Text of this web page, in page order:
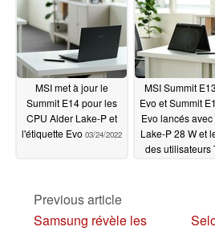
MSI met à jour le
Summit E14 pour les
CPU Alder Lake-P et
l'étiquette Evo 03/24/2022
MSI Summit
Evo et Summit
Evo lancés
Lake-P 28 W et
des utilisateurs
Previous article
Samsung révèle les